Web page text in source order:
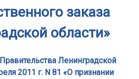
заказа
области»
Ленинградской
2011 г. N 81 «О признании